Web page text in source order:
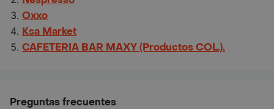
Oxxo
Ksa Market
CAFETERIA BAR MAXY (Productos COL.).
Preguntas frecuentes